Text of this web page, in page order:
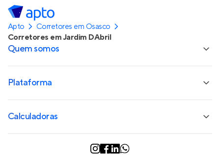
Apto
Corretores em Osasco
Corretores em Jardim DAbril
Quem somos
Plataforma
Calculadoras